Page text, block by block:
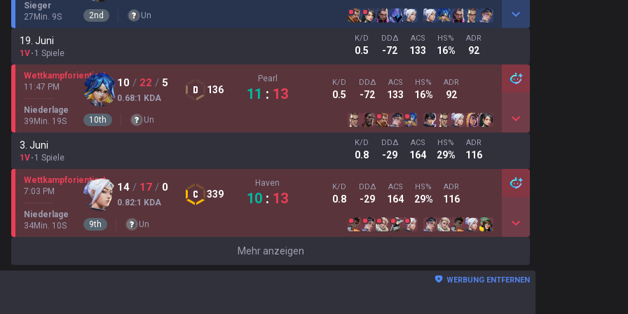
Sieger
27 Min. 9S 2nd Un
19. Juni
1V 1 Spiele
K/D
0.5
DDΔ
-72
ACS
133
HS%
16%
ADR
92
Wettkampforientiert
11:47 PM
Niederlage
39 Min. 19S
10 / 22 / 5
0.68:1 KDA
136
Pearl
11 : 13
K/D
0.5
DDΔ
-72
ACS
133
HS%
16%
ADR
92
10th Un
3. Juni
1V 1 Spiele
K/D
0.8
DDΔ
-29
ACS
164
HS%
29%
ADR
116
Wettkampforientiert
7:03 PM
Niederlage
34Min. 10S
14 / 17 / 0
0.82:1 KDA
339
Haven
10 : 13
K/D
0.8
DDΔ
-29
ACS
164
HS%
29%
ADR
116
9th Un
Mehr anzeigen
WERBUNG ENTFERNEN